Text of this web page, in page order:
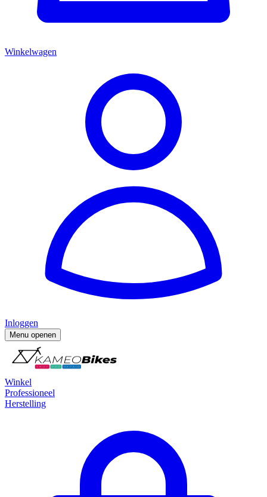
Winkelwagen
Inloggen
Menu openen
Winkel
Professioneel
Herstelling